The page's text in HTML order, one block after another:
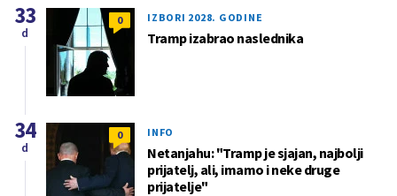
0 IZBORI 2028. GODINE
Tramp izabrao naslednika
33
d
0 INFO
Netanjahu: "Tramp je sjajan, najbolji
prijatelj, ali, imamo i neke druge
prijatelje"
34
d